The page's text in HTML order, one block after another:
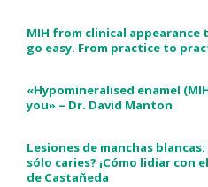
MIH from clinical appearance
go easy. From practice to
«Hypomineralised enamel
you» – Dr. David Manton
Lesiones de manchas
sólo caries? ¡Cómo lidiar con
de Castañeda